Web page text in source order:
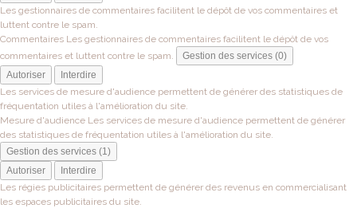
Les gestionnaires de commentaires facilitent le dépôt de vos commentaires et
luttent contre le spam.
Commentaires Les gestionnaires de commentaires facilitent le dépôt de vos
commentaires et luttent contre le spam.
Gestion des services (0)
Autoriser
Interdire
Les services de mesure d'audience permettent de générer des statistiques de
fréquentation utiles à l'amélioration du site.
Mesure d'audience Les services de mesure d'audience permettent de générer
des statistiques de fréquentation utiles à l'amélioration du site.
Gestion des services (1)
Autoriser
Interdire
Les régies publicitaires permettent de générer des revenus en commercialisant
les espaces publicitaires du site.